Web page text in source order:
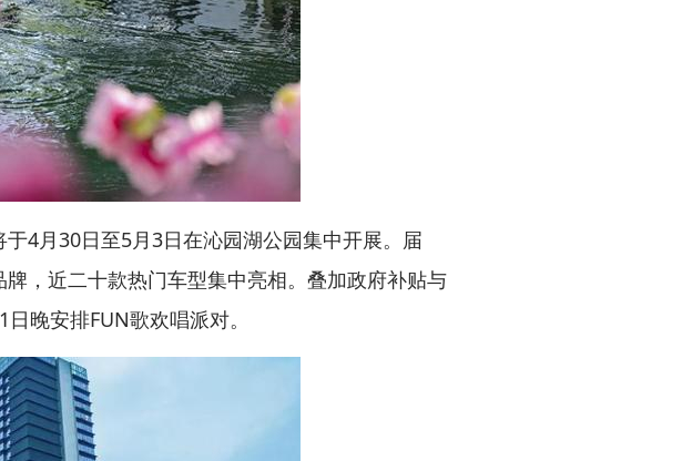
4月30日至5月3日在沁园湖公园集中开展。届
，近二十款热门车型集中亮相。叠加政府补贴与
晚安排FUN歌欢唱派对。